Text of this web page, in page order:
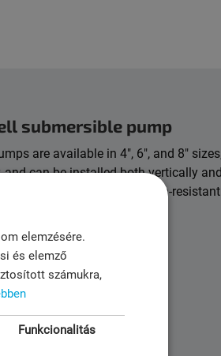
submersible pump
are available in 4″, 6″, and 8″
can be installed both vertically and
steel, they are corrosion-
60 bar
elemzésére.
és elemző
számukra,
Funkcionalitás